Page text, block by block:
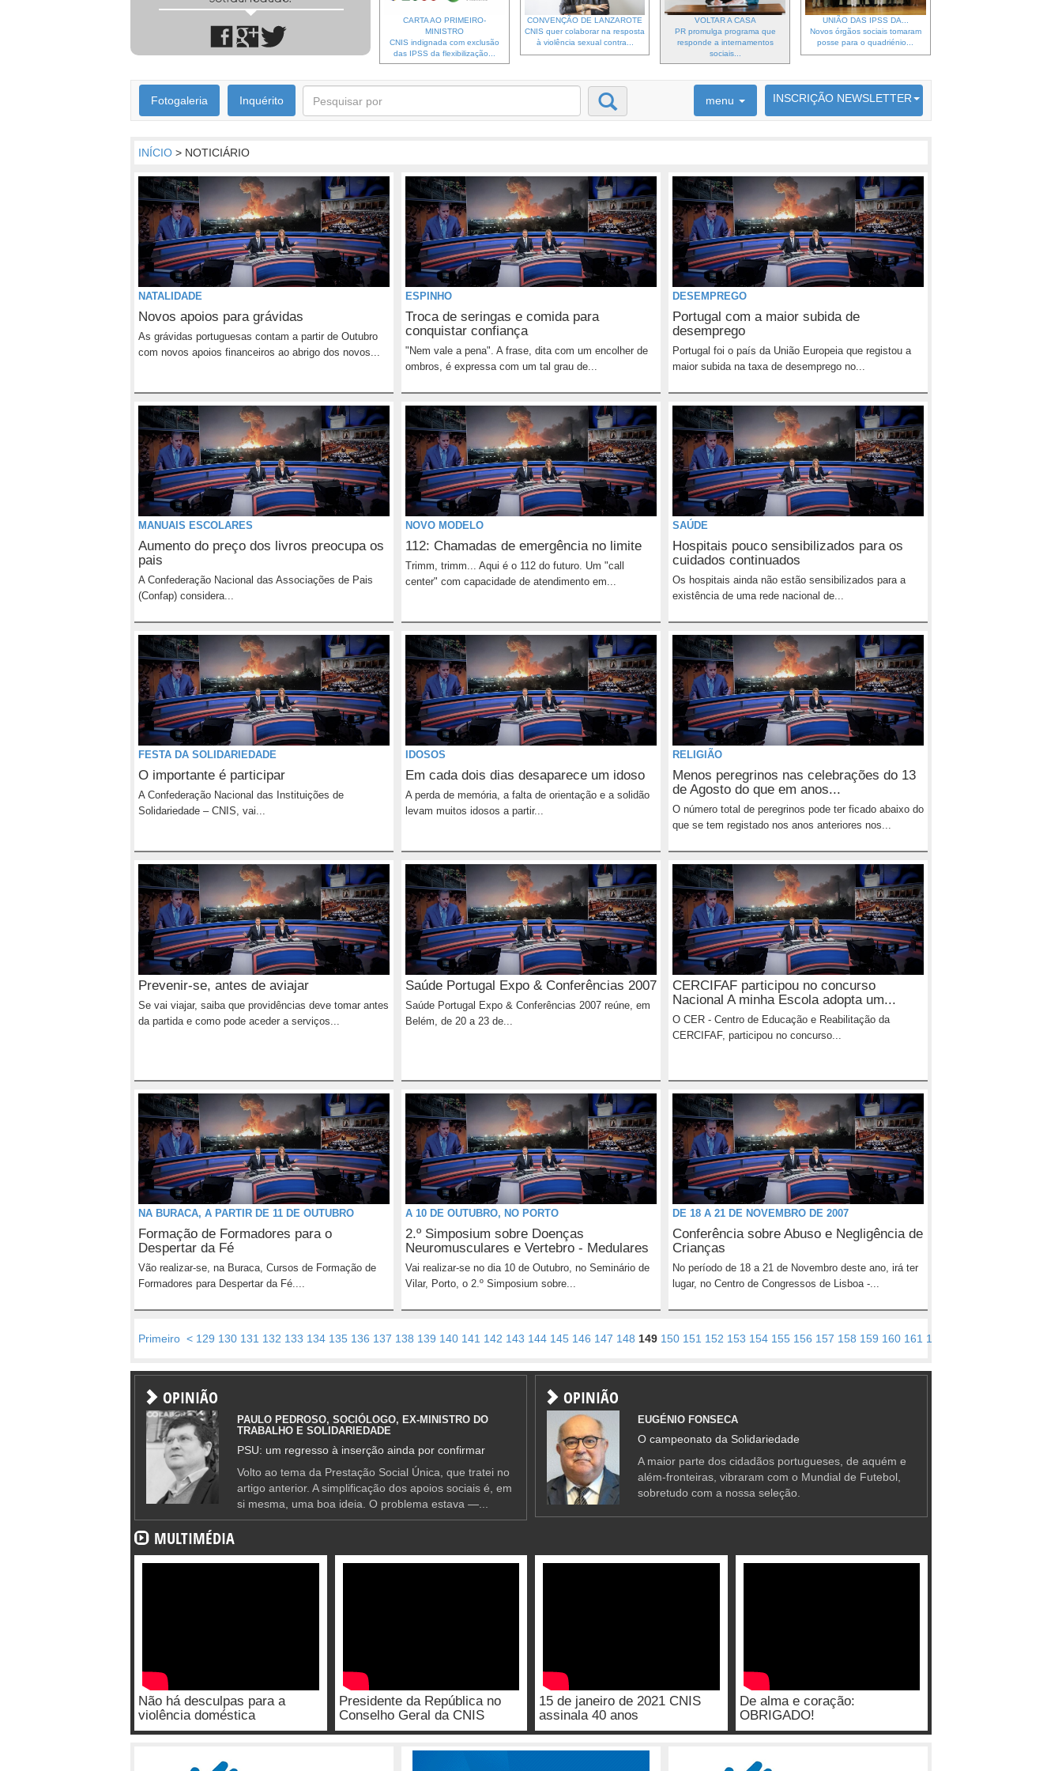
CARTA AO PRIMEIRO-
MINISTRO
CNIS indignada com exclusão
das IPSS da flexibilização...
CONVENÇÃO DE LANZAROTE
CNIS quer colaborar na resposta
à violência sexual contra...
VOLTAR A CASA
PR promulga programa que
responde a internamentos
sociais...
UNIÃO DAS IPSS DA...
Novos órgãos sociais tomaram
posse para o quadriénio...
Fotogaleria Inquérito menu INSCRIÇÃO NEWSLETTER
INÍCIO > NOTICIÁRIO
NATALIDADE
Novos apoios para grávidas
As grávidas portuguesas contam a partir de Outubro
com novos apoios financeiros ao abrigo dos novos...
ESPINHO
Troca de seringas e comida para
conquistar confiança
"Nem vale a pena". A frase, dita com um encolher de
ombros, é expressa com um tal grau de...
DESEMPREGO
Portugal com a maior subida de
desemprego
Portugal foi o país da União Europeia que registou a
maior subida na taxa de desemprego no...
MANUAIS ESCOLARES
Aumento do preço dos livros preocupa os
pais
A Confederação Nacional das Associações de Pais
(Confap) considera...
NOVO MODELO
112: Chamadas de emergência no limite
Trimm, trimm... Aqui é o 112 do futuro. Um "call
center" com capacidade de atendimento em...
SAÚDE
Hospitais pouco sensibilizados para os
cuidados continuados
Os hospitais ainda não estão sensibilizados para a
existência de uma rede nacional de...
FESTA DA SOLIDARIEDADE
O importante é participar
A Confederação Nacional das Instituições de
Solidariedade – CNIS, vai...
IDOSOS
Em cada dois dias desaparece um idoso
A perda de memória, a falta de orientação e a solidão
levam muitos idosos a partir...
RELIGIÃO
Menos peregrinos nas celebrações do 13
de Agosto do que em anos...
O número total de peregrinos pode ter ficado abaixo do
que se tem registado nos anos anteriores nos...
Prevenir-se, antes de aviajar
Se vai viajar, saiba que providências deve tomar antes
da partida e como pode aceder a serviços...
Saúde Portugal Expo & Conferências 2007
Saúde Portugal Expo & Conferências 2007 reúne, em
Belém, de 20 a 23 de...
CERCIFAF participou no concurso
Nacional A minha Escola adopta um...
O CER - Centro de Educação e Reabilitação da
CERCIFAF, participou no concurso...
NA BURACA, A PARTIR DE 11 DE OUTUBRO
Formação de Formadores para o
Despertar da Fé
Vão realizar-se, na Buraca, Cursos de Formação de
Formadores para Despertar da Fé....
A 10 DE OUTUBRO, NO PORTO
2.º Simposium sobre Doenças
Neuromusculares e Vertebro - Medulares
Vai realizar-se no dia 10 de Outubro, no Seminário de
Vilar, Porto, o 2.º Simposium sobre...
DE 18 A 21 DE NOVEMBRO DE 2007
Conferência sobre Abuso e Negligência de
Crianças
No período de 18 a 21 de Novembro deste ano, irá ter
lugar, no Centro de Congressos de Lisboa -...
Primeiro < 129 130 131 132 133 134 135 136 137 138 139 140 141 142 143 144 145 146 147 148 149 150 151 152 153 154 155 156 157 158 159 160 161 162
OPINIÃO
PAULO PEDROSO, SOCIÓLOGO, EX-MINISTRO DO
TRABALHO E SOLIDARIEDADE
PSU: um regresso à inserção ainda por confirmar
Volto ao tema da Prestação Social Única, que tratei no
artigo anterior. A simplificação dos apoios sociais é, em
si mesma, uma boa ideia. O problema estava —...
OPINIÃO
EUGÉNIO FONSECA
O campeonato da Solidariedade
A maior parte dos cidadãos portugueses, de aquém e
além-fronteiras, vibraram com o Mundial de Futebol,
sobretudo com a nossa seleção.
MULTIMÉDIA
Não há desculpas para a
violência doméstica
Presidente da República no
Conselho Geral da CNIS
15 de janeiro de 2021 CNIS
assinala 40 anos
De alma e coração:
OBRIGADO!